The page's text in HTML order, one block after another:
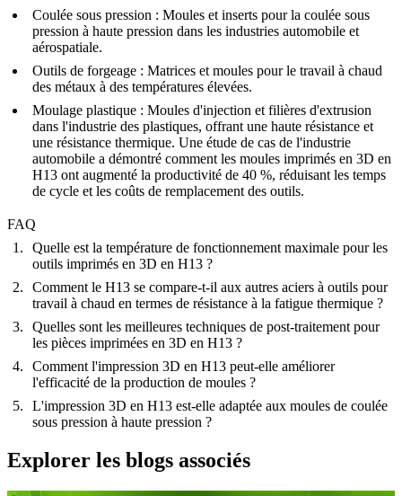
Coulée sous pression : Moules et inserts pour la coulée sous
pression à haute pression dans les industries automobile et
aérospatiale.
Outils de forgeage : Matrices et moules pour le travail à chaud
des métaux à des températures élevées.
Moulage plastique : Moules d'injection et filières d'extrusion
dans l'industrie des plastiques, offrant une haute résistance et
une résistance thermique. Une étude de cas de l'industrie
automobile a démontré comment les moules imprimés en 3D en
H13 ont augmenté la productivité de 40 %, réduisant les temps
de cycle et les coûts de remplacement des outils.
FAQ
Quelle est la température de fonctionnement maximale pour les
outils imprimés en 3D en H13 ?
Comment le H13 se compare-t-il aux autres aciers à outils pour
travail à chaud en termes de résistance à la fatigue thermique ?
Quelles sont les meilleures techniques de post-traitement pour
les pièces imprimées en 3D en H13 ?
Comment l'impression 3D en H13 peut-elle améliorer
l'efficacité de la production de moules ?
L'impression 3D en H13 est-elle adaptée aux moules de coulée
sous pression à haute pression ?
Explorer les blogs associés